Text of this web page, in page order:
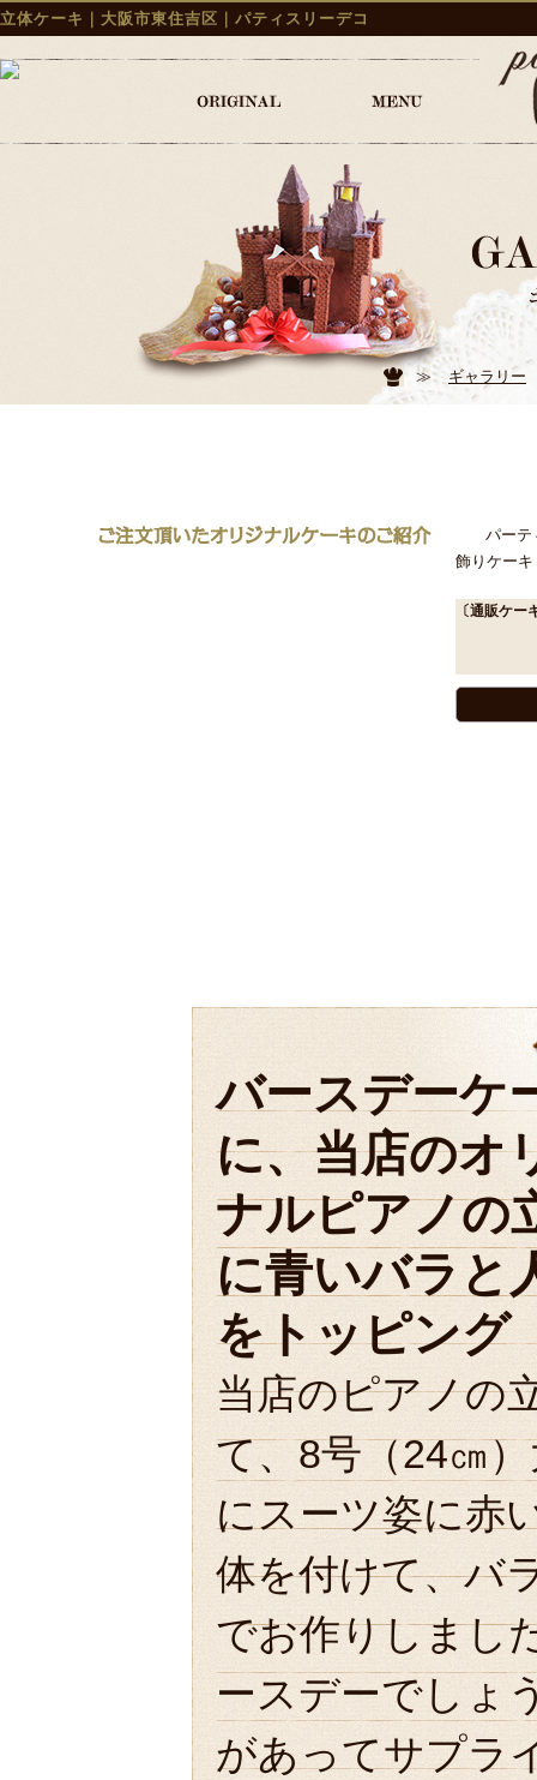
立体ケーキ｜大阪市東住吉区｜パティスリーデコ
≫ ギャラリー
パーテ
飾りケーキ
〔通販ケー
バースデーケ
に、当店のオ
ナルピアノの
に青いバラと
をトッピング
当店のピアノの
て、8号（24㎝
にスーツ姿に赤
体を付けて、バ
でお作りしまし
ースデーでしょ
があってサプラ